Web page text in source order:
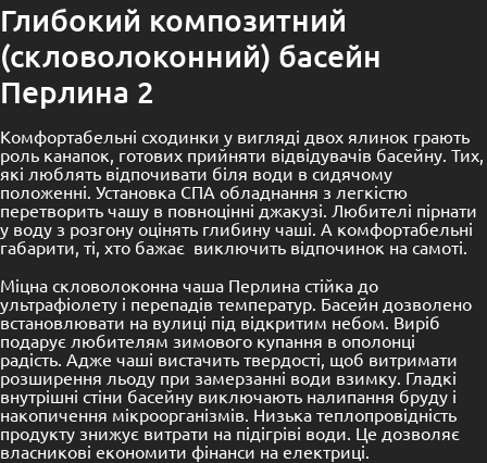
Глибокий композитний
(скловолоконний) басейн
Перлина 2
Комфортабельні сходинки у вигляді двох ялинок грають
роль канапок, готових прийняти відвідувачів басейну. Тих,
які люблять відпочивати біля води в сидячому
положенні. Установка СПА обладнання з легкістю
перетворить чашу в повноцінні джакузі. Любителі пірнати
у воду з розгону оцінять глибину чаші. А комфортабельні
габарити, ті, хто бажає виключить відпочинок на самоті.
Міцна скловолоконна чаша Перлина стійка до
ультрафіолету і перепадів температур. Басейн дозволено
встановлювати на вулиці під відкритим небом. Виріб
подарує любителям зимового купання в ополонці
радість. Адже чаші вистачить твердості, щоб витримати
розширення льоду при замерзанні води взимку. Гладкі
внутрішні стіни басейну виключають налипання бруду і
накопичення мікроорганізмів. Низька теплопровідність
продукту знижує витрати на підігріві води. Це дозволяє
власникові економити фінанси на електриці.